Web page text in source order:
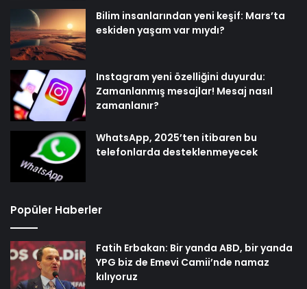
Bilim insanlarından yeni keşif: Mars’ta
eskiden yaşam var mıydı?
Instagram yeni özelliğini duyurdu:
Zamanlanmış mesajlar! Mesaj nasıl
zamanlanır?
WhatsApp, 2025’ten itibaren bu
telefonlarda desteklenmeyecek
Popüler Haberler
Fatih Erbakan: Bir yanda ABD, bir yanda
YPG biz de Emevi Camii’nde namaz
kılıyoruz